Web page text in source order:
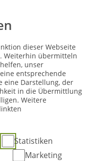
überzeugt
dieser Webseite
Weiterhin übermitteln
unser
entsprechende
eine Darstellung, der
in die Übermittlung
Weitere
Statistiken
Marketing